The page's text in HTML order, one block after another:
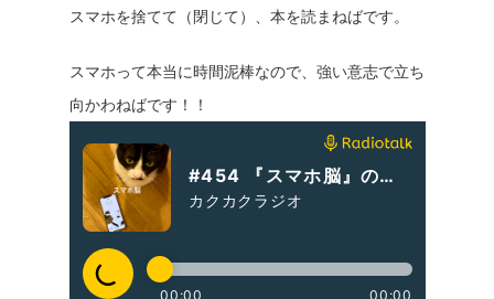
スマホを捨てて（閉じて）、本を読まねばです。
スマホって本当に時間泥棒なので、強い意志で立ち
向かわねばです！！